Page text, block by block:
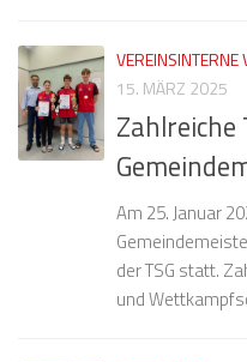
VEREINSINTERNE
15. MÄRZ 2025
Zahlreiche
Am 25. Januar
der TSG statt.
und